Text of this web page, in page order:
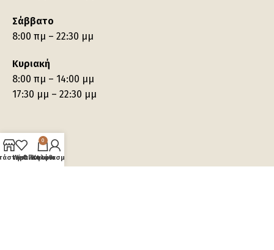
Σάββατο
8:00 πμ – 22:30 μμ
Κυριακή
8:00 πμ – 14:00 μμ
17:30 μμ – 22:30 μμ
Wishlist
0
Καλάθι
Ο λογαριασμός μου